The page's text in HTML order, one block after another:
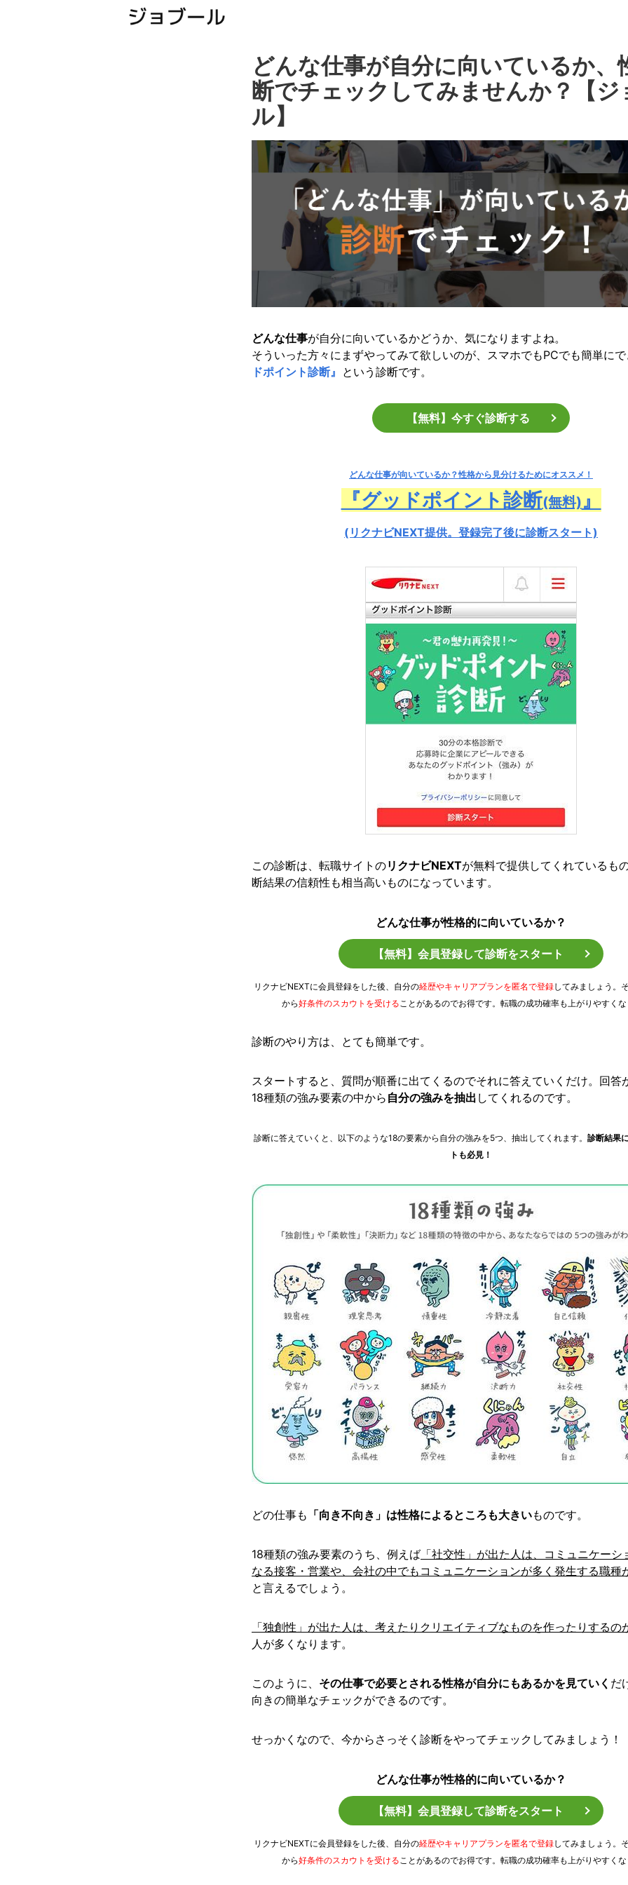
どんな仕事が自分に向いているか、
断でチェックしてみませんか？【ジ
ル】
どんな仕事が自分に向いているかどうか、気になりますよね。
そういった方々にまずやってみて欲しいのが、スマホでもPCでも簡単にで
ドポイント診断』 という診断です。
【無料】今すぐ診断する
どんな仕事が向いているか？性格から見分けるためにオススメ！
『グッドポイント診断(無料)』
(リクナビNEXT提供。登録完了後に診断スタート)
この診断は、転職サイトのリクナビNEXTが無料で提供してくれているも
断結果の信頼性も相当高いものになっています。
どんな仕事が性格的に向いているか？
【無料】会員登録して診断をスタート
リクナビNEXTに会員登録をした後、自分の経歴やキャリアプランを匿名で登録してみましょう。
から好条件のスカウトを受ける ことがあるのでお得です。転職の成功確率も上がりやすくな
診断のやり方は、とても簡単です。
スタートすると、質問が順番に出てくるのでそれに答えていくだけ。回答
18種類の強み要素の中から 自分の強みを抽出 してくれるのです。
診断に答えていくと、以下のような18の要素から自分の強みを5つ、抽出してくれます。 診断結果
トも必見！
どの仕事も 「向き不向き」は性格によるところも大きいものです。
18種類の強み要素のうち、例えば 「社交性」が出た人は、コミュニケーシ
なる接客・営業や、会社の中でもコミュニケーションが多く発生する職種
と言えるでしょう。
「独創性」が出た人は、考えたりクリエイティブなものを作ったりするの
人が多くなります。
このように、 その仕事で必要とされる性格が自分にもあるかを見ていく だ
向きの簡単なチェックができるのです。
せっかくなので、今からさっそく診断をやってチェックしてみましょう！
どんな仕事が性格的に向いているか？
【無料】会員登録して診断をスタート
リクナビNEXTに会員登録をした後、自分の経歴やキャリアプランを匿名で登録してみましょう。
から好条件のスカウトを受ける ことがあるのでお得です。転職の成功確率も上がりやすくな